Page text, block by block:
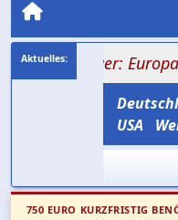
Europa hat
USA
750 EURO KURZFRISTIG